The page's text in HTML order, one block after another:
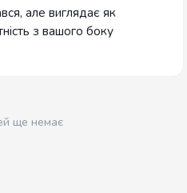
але виглядає як
з вашого боку
ще немає